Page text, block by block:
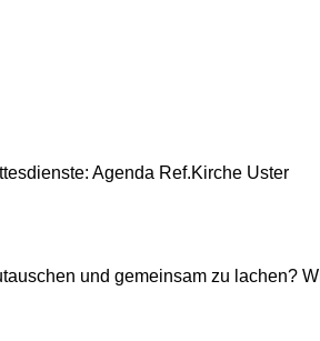
Agenda Ref.Kirche Uster
und gemeinsam zu lachen?